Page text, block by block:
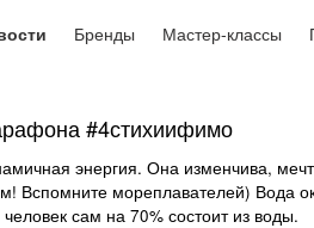
Бренды Мастер-классы
#4стихиифимо
энергия. Она изменчива,
Вспомните мореплавателей) Вода
сам на 70% состоит из воды.